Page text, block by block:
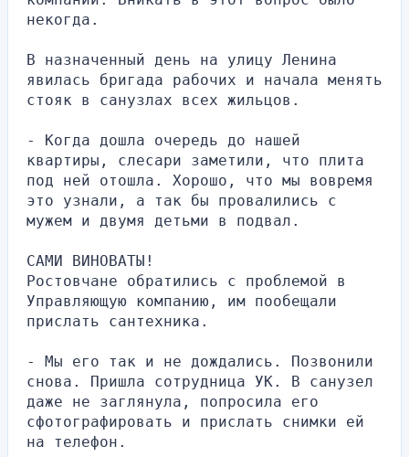
некогда.
В назначенный день на улицу Ленина
явилась бригада рабочих и начала менять
стояк в санузлах всех жильцов.
- Когда дошла очередь до нашей
квартиры, слесари заметили, что плита
под ней отошла. Хорошо, что мы вовремя
это узнали, а так бы провалились с
мужем и двумя детьми в подвал.
САМИ ВИНОВАТЫ!
Ростовчане обратились с проблемой в
Управляющую компанию, им пообещали
прислать сантехника.
- Мы его так и не дождались. Позвонили
снова. Пришла сотрудница УК. В санузел
даже не заглянула, попросила его
сфотографировать и прислать снимки ей
на телефон.